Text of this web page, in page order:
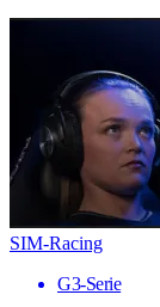
SIM-Racing
G3-Serie